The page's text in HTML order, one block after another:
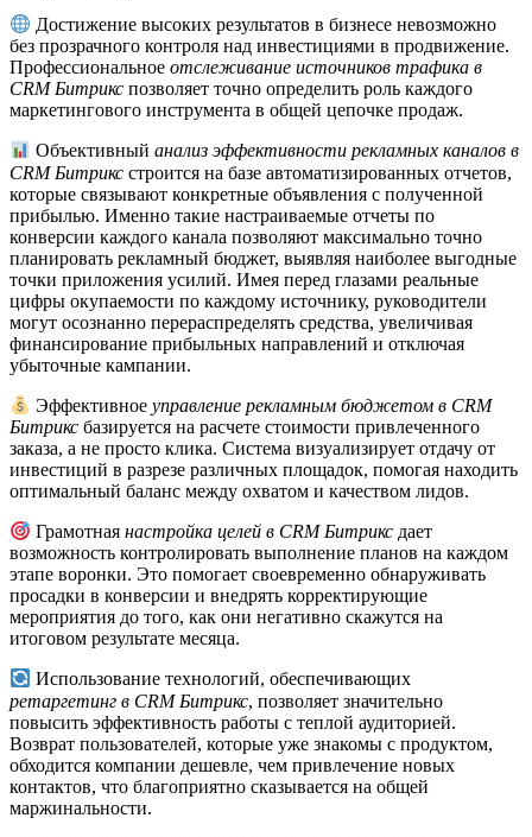
Достижение высоких результатов в бизнесе невозможно
без прозрачного контроля над инвестициями в продвижение.
Профессиональное отслеживание источников трафика в
CRM Битрикс позволяет точно определить роль каждого
маркетингового инструмента в общей цепочке продаж.
Объективныйанализ эффективности рекламных каналов в
CRM Битрикс строится на базе автоматизированных отчетов,
которые связывают конкретные объявления с полученной
прибылью. Именно такие настраиваемые отчеты по
конверсии каждого канала позволяют максимально точно
планировать рекламный бюджет, выявляя наиболее выгодные
точки приложения усилий. Имея перед глазами реальные
цифры окупаемости по каждому источнику, руководители
могут осознанно перераспределять средства, увеличивая
финансирование прибыльных направлений и отключая
убыточные кампании.
Эффективноеуправление рекламным бюджетом в CRM
Битрикс базируется на расчете стоимости привлеченного
заказа, а не просто клика. Система визуализирует отдачу от
инвестиций в разрезе различных площадок, помогая находить
оптимальный баланс между охватом и качеством лидов.
Грамотнаянастройка целей в CRM Битрикс дает
возможность контролировать выполнение планов на каждом
этапе воронки. Это помогает своевременно обнаруживать
просадки в конверсии и внедрять корректирующие
мероприятия до того, как они негативно скажутся на
итоговом результате месяца.
Использование технологий, обеспечивающих
ретаргетинг в CRM Битрикс, позволяет значительно
повысить эффективность работы с теплой аудиторией.
Возврат пользователей, которые уже знакомы с продуктом,
обходится компании дешевле, чем привлечение новых
контактов, что благоприятно сказывается на общей
маржинальности.